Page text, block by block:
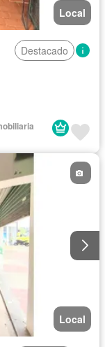
Local
Destacado
Local